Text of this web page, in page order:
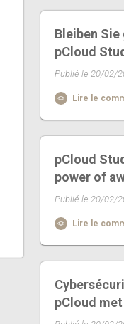
Bleiben
pCloud
Publié le 20/02/
Lire le
pCloud
power of
Publié le 20/02/
Lire le
pCloud